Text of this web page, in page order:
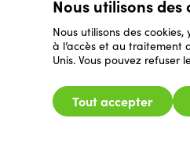
Nous utilisons des
Nous utilisons des
à l’accès et au traitement
Unis. Vous pouvez refuser
Tout accepter